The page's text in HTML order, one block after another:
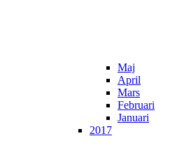
Maj
April
Mars
Februari
Januari
2017